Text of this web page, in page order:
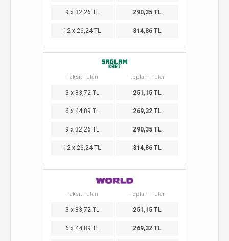
9 x 32,26 TL 290,35 TL
12 x 26,24 TL 314,86 TL
Taksit Tutarı Toplam Tutar
3 x 83,72 TL 251,15 TL
6 x 44,89 TL 269,32 TL
9 x 32,26 TL 290,35 TL
12 x 26,24 TL 314,86 TL
Taksit Tutarı Toplam Tutar
3 x 83,72 TL 251,15 TL
6 x 44,89 TL 269,32 TL